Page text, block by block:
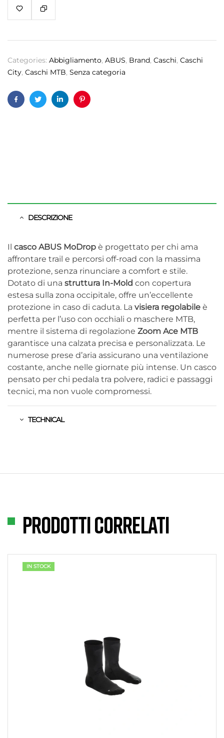
Categories: Abbigliamento, ABUS, Brand, Caschi, Caschi
City, Caschi MTB, Senza categoria
FacebookTwitterLinkedinPinterest
DESCRIZIONE
Il casco ABUS MoDrop è progettato per chi ama
affrontare trail e percorsi off-road con la massima
protezione, senza rinunciare a comfort e stile.
Dotato di una struttura In-Mold con copertura
estesa sulla zona occipitale, offre un’eccellente
protezione in caso di caduta. La visiera regolabile è
perfetta per l’uso con occhiali o maschere MTB,
mentre il sistema di regolazione Zoom Ace MTB
garantisce una calzata precisa e personalizzata. Le
numerose prese d’aria assicurano una ventilazione
costante, anche nelle giornate più intense. Un casco
pensato per chi pedala tra polvere, radici e passaggi
tecnici, ma non vuole compromessi.
TECHNICAL
Prodotti correlati
IN STOCK